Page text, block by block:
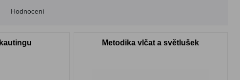
Hodnocení
Metodika vlčat a světlušek